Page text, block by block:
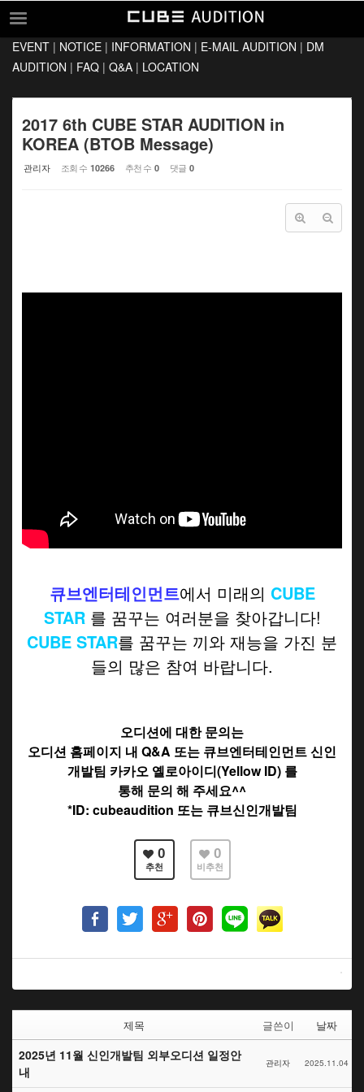
EVENT
INFORMATION
E-MAIL AUDITION
DM AUDITION
EVENT | NOTICE | INFORMATION | E-MAIL AUDITION | DM
AUDITION | FAQ | Q&A | LOCATION
2017 6th CUBE STAR AUDITION in
KOREA (BTOB Message)
관리자 조회 수 10266 추천 수 0 댓글 0
큐브엔터테인먼트에서 미래의 CUBE
STAR를 꿈꾸는 여러분을 찾아갑니다!
CUBE STAR를 꿈꾸는 끼와 재능을 가진 분
들의 많은 참여 바랍니다.
오디션에 대한 문의는
오디션 홈페이지 내 Q&A 또는 큐브엔터테인먼트 신인
개발팀 카카오 옐로아이디(Yellow ID) 를
통해 문의 해 주세요^^
*ID: cubeaudition 또는 큐브신인개발팀
0
추천
0
비추천
제목 글쓴이 날짜
2025년 11월 신인개발팀 외부오디션 일정안
내
관리자 2025.11.04